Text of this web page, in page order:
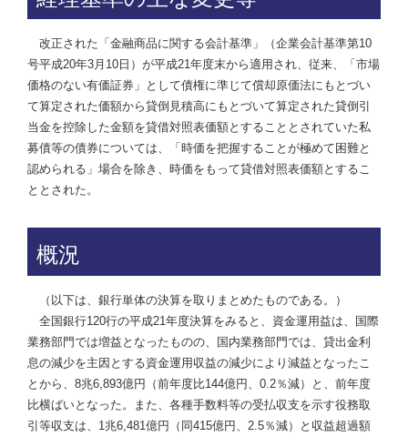
改正された「金融商品に関する会計基準」（企業会計基準第10
号平成20年3月10日）が平成21年度末から適用され、従来、「市場
価格のない有価証券」として債権に準じて償却原価法にもとづい
て算定された価額から貸倒見積高にもとづいて算定された貸倒引
当金を控除した金額を貸借対照表価額とすることとされていた私
募債等の債券については、「時価を把握することが極めて困難と
認められる」場合を除き、時価をもって貸借対照表価額とするこ
ととされた。
概況
（以下は、銀行単体の決算を取りまとめたものである。）
全国銀行120行の平成21年度決算をみると、資金運用益は、国際
業務部門では増益となったものの、国内業務部門では、貸出金利
息の減少を主因とする資金運用収益の減少により減益となったこ
とから、8兆6,893億円（前年度比144億円、0.2％減）と、前年度
比横ばいとなった。また、各種手数料等の受払収支を示す役務取
引等収支は、1兆6,481億円（同415億円、2.5％減）と収益超過額